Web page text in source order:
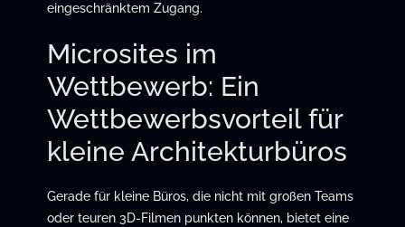
eingeschränktem Zugang.
Microsites im
Wettbewerb: Ein
Wettbewerbsvorteil für
kleine Architekturbüros
Gerade für kleine Büros, die nicht mit großen Teams
oder teuren 3D-Filmen punkten können, bietet eine